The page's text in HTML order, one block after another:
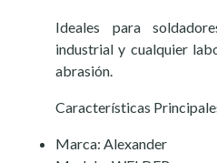
Ideales para
industrial y cualquier
abrasión.
Características
Marca: Alexander